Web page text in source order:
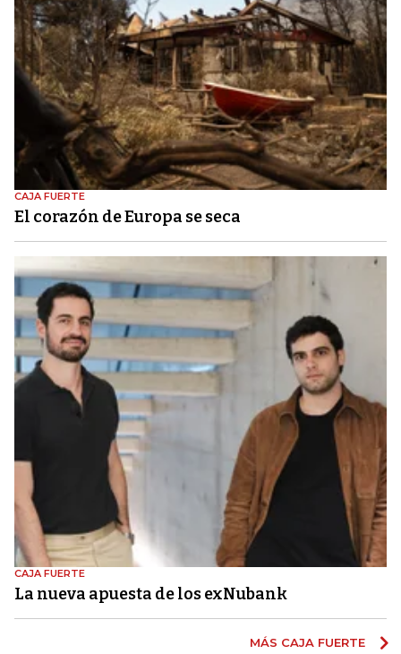
CAJA FUERTE
El corazón de Europa se seca
CAJA FUERTE
La nueva apuesta de los exNubank
MÁS CAJA FUERTE